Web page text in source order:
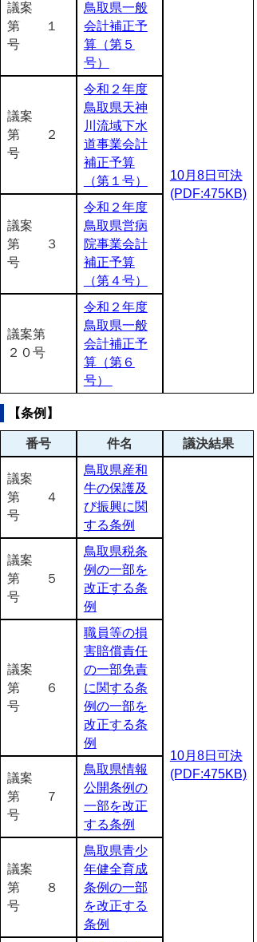
議案
第 １
号
鳥取県一般
会計補正予
算（第５
号）
10月8日可決
(PDF:475KB)
議案
第 ２
号
令和２年度
鳥取県天神
川流域下水
道事業会計
補正予算
（第１号）
議案
第 ３
号
令和２年度
鳥取県営病
院事業会計
補正予算
（第４号）
議案第
２０号
令和２年度
鳥取県一般
会計補正予
算（第６
号）
【条例】
番号 件名 議決結果
議案
第 ４
号
鳥取県産和
牛の保護及
び振興に関
する条例
10月8日可決
(PDF:475KB)
議案
第 ５
号
鳥取県税条
例の一部を
改正する条
例
議案
第 ６
号
職員等の損
害賠償責任
の一部免責
に関する条
例の一部を
改正する条
例
議案
第 ７
号
鳥取県情報
公開条例の
一部を改正
する条例
議案
第 ８
号
鳥取県青少
年健全育成
条例の一部
を改正する
条例